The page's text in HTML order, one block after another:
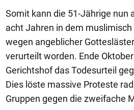
Somit kann die 51-Jährige nun
acht Jahren in dem
wegen angeblicher
verurteilt worden. Ende
Gerichtshof das Todesurteil
Dies löste massive Proteste
Gruppen gegen die zweifache
1/7